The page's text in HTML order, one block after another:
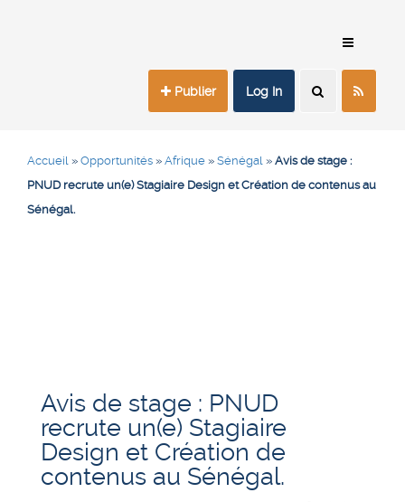
Publier Log In
Accueil » Opportunités » Afrique » Sénégal » Avis de stage :
PNUD recrute un(e) Stagiaire Design et Création de contenus au
Sénégal.
Avis de stage : PNUD
recrute un(e) Stagiaire
Design et Création de
contenus au Sénégal.